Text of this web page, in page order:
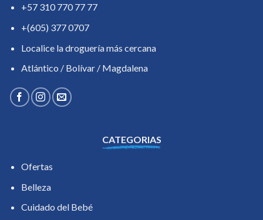
+57 310 770 77 77
+(605) 377 0707
Localice la droguería más cercana
Atlántico / Bolívar / Magdalena
CATEGORIAS
Ofertas
Belleza
Cuidado del Bebé